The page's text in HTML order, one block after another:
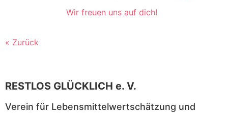
Wir freuen uns auf dich!
« Zurück
RESTLOS GLÜCKLICH e. V.
Verein für Lebensmittelwertschätzung und